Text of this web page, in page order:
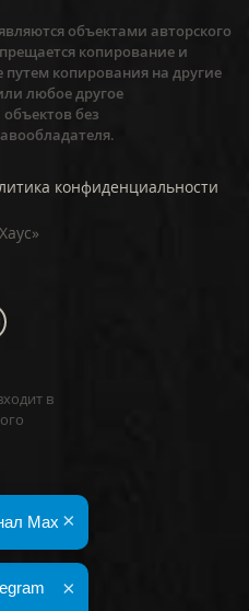
в
объектами авторского
копирование и
путем копирования на другие
любое другое
без
конфиденциальности
×
×
Max